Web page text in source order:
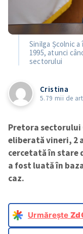
Sinilga Școlnic
1995, atunci
sectorului
Cristina
5.79 mii de
Pretora sectorului
eliberată vineri, 2
cercetată în stare
a fost luată în
caz.
Urmărește